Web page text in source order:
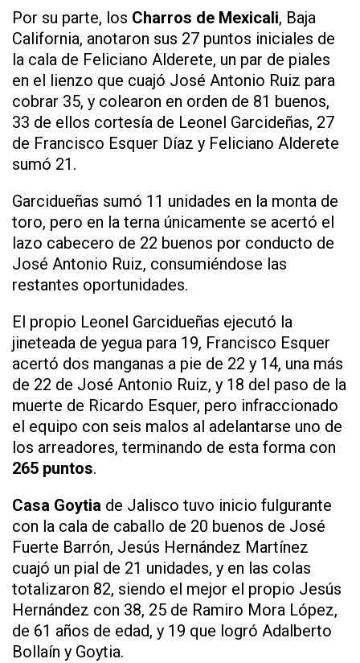
Por su parte, los Charros de Mexicali, Baja
California, anotaron sus 27 puntos iniciales de
la cala de Feliciano Alderete, un par de piales
en el lienzo que cuajó José Antonio Ruiz para
cobrar 35, y colearon en orden de 81 buenos,
33 de ellos cortesía de Leonel Garcideñas, 27
de Francisco Esquer Díaz y Feliciano Alderete
sumó 21.
Garcidueñas sumó 11 unidades en la monta de
toro, pero en la terna únicamente se acertó el
lazo cabecero de 22 buenos por conducto de
José Antonio Ruiz, consumiéndose las
restantes oportunidades.
El propio Leonel Garcidueñas ejecutó la
jineteada de yegua para 19, Francisco Esquer
acertó dos manganas a pie de 22 y 14, una más
de 22 de José Antonio Ruiz, y 18 del paso de la
muerte de Ricardo Esquer, pero infraccionado
el equipo con seis malos al adelantarse uno de
los arreadores, terminando de esta forma con
265 puntos.
Casa Goytia de Jalisco tuvo inicio fulgurante
con la cala de caballo de 20 buenos de José
Fuerte Barrón, Jesús Hernández Martínez
cuajó un pial de 21 unidades, y en las colas
totalizaron 82, siendo el mejor el propio Jesús
Hernández con 38, 25 de Ramiro Mora López,
de 61 años de edad, y 19 que logró Adalberto
Bollaín y Goytia.